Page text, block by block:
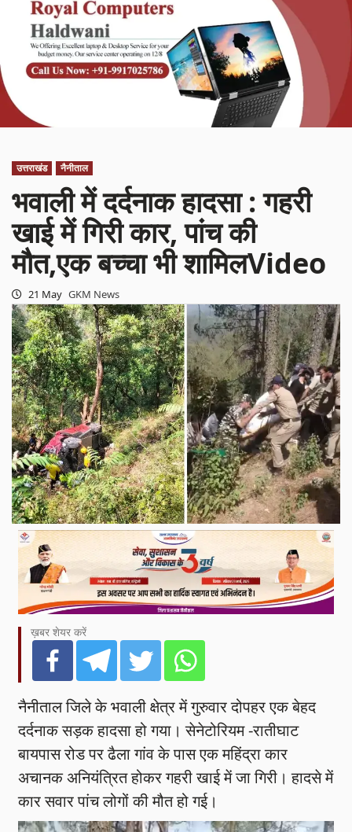
उत्तराखंड नैनीताल
भवाली में दर्दनाक हादसा : गहरी
खाई में गिरी कार, पांच की
मौत,एक बच्चा भी शामिलVideo
21 May GKM News
ख़बर शेयर करें
नैनीताल जिले के भवाली क्षेत्र में गुरुवार दोपहर एक बेहद
दर्दनाक सड़क हादसा हो गया। सेनेटोरियम -रातीघाट
बायपास रोड पर ढैला गांव के पास एक महिंद्रा कार
अचानक अनियंत्रित होकर गहरी खाई में जा गिरी। हादसे में
कार सवार पांच लोगों की मौत हो गई।